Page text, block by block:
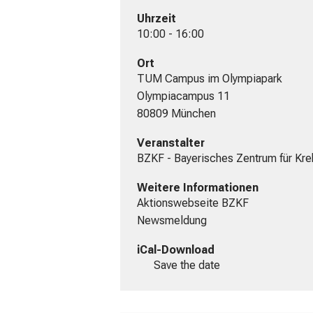
Uhrzeit
10:00 - 16:00
Ort
TUM Campus im Olympiapark
Olympiacampus 11
80809 München
Veranstalter
BZKF - Bayerisches Zentrum für
Weitere Informationen
Aktionswebseite BZKF
Newsmeldung
iCal-Download
Save the date